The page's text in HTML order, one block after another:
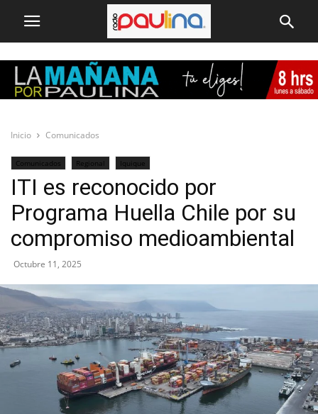
Inicio Comunicados
Comunicados Regional Iquique
ITI es reconocido por
Programa Huella Chile por su
compromiso medioambiental
Octubre 11, 2025